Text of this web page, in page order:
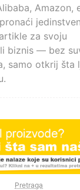
Amazon,
za svoju
biznis — bez
samo otkrij šta
Pretraga